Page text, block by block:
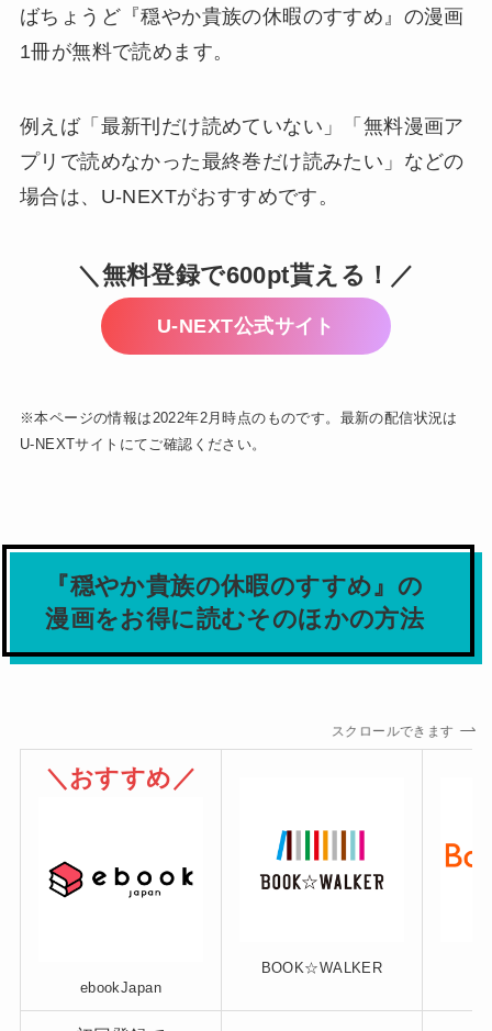
ばちょうど『穏やか貴族の休暇のすすめ』の漫画
1冊が無料で読めます。
例えば「最新刊だけ読めていない」「無料漫画ア
プリで読めなかった最終巻だけ読みたい」などの
場合は、U-NEXTがおすすめです。
＼無料登録で600pt貰える！／
U-NEXT公式サイト
※本ページの情報は2022年2月時点のものです。最新の配信状況は
U-NEXTサイトにてご確認ください。
『穏やか貴族の休暇のすすめ』の
漫画をお得に読むそのほかの方法
スクロールできます
＼おすすめ／
ebookJapan
BOOK☆WALKER